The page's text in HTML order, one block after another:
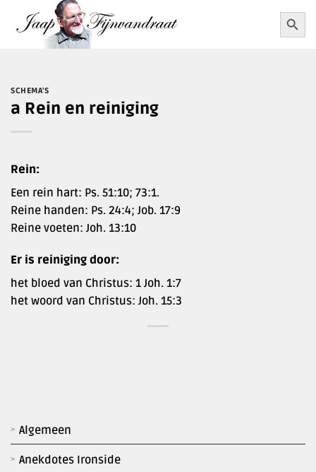
naar
Zoek
naar:
Algemeen
Anekdotes Ironside
SCHEMA'S
a Rein en reiniging
Rein:
Een rein hart: Ps. 51:10; 73:1.
Reine handen: Ps. 24:4; Job. 17:9
Reine voeten: Joh. 13:10
Er is reiniging door:
het bloed van Christus: 1 Joh. 1:7
het woord van Christus: Joh. 15:3